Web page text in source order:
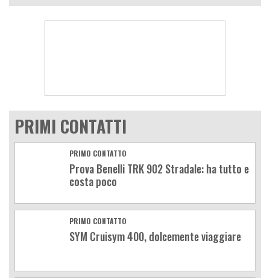
PRIMI CONTATTI
PRIMO CONTATTO
Prova Benelli TRK 902 Stradale: ha tutto e
costa poco
PRIMO CONTATTO
SYM Cruisym 400, dolcemente viaggiare